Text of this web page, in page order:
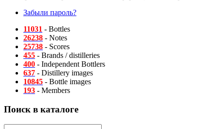
Забыли пароль?
11031 - Bottles
26238 - Notes
25738 - Scores
455 - Brands / distilleries
400 - Independent Bottlers
637 - Distillery images
10845 - Bottle images
193 - Members
Поиск в каталоге